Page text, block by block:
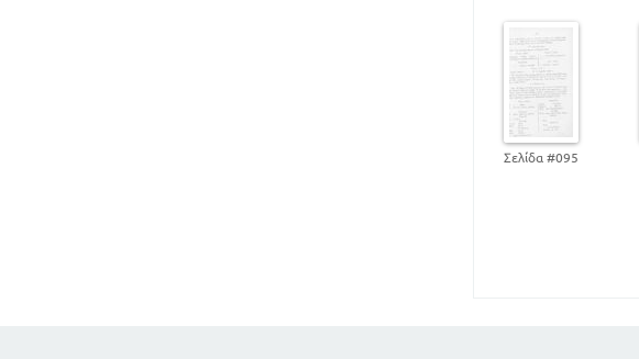
Σελίδα #095